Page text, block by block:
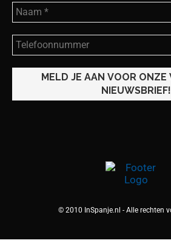
© 2010 InSpanje.nl - Alle rechten